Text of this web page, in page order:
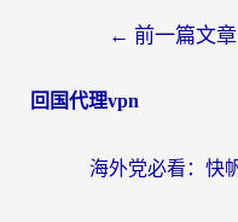
← 前一篇文章
回国代理vpn